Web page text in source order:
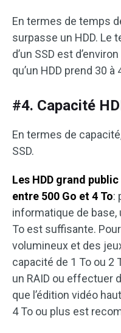
En termes de temps
surpasse un HDD. Le
d’un SSD est
qu’un HDD prend 30
#4. Capacité
En termes de
SSD.
Les HDD grand
entre 500 Go et 4 To:
informatique de base,
To est suffisante.
volumineux et des
capacité de 1 To ou 2
un RAID ou effectuer
que l’édition vidéo
4 To ou plus est